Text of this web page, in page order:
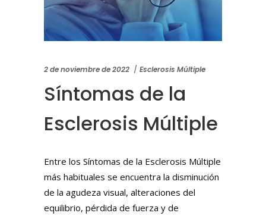
2 de noviembre de 2022 Esclerosis Múltiple
Síntomas de la
Esclerosis Múltiple
Entre los Síntomas de la Esclerosis Múltiple
más habituales se encuentra la disminución
de la agudeza visual, alteraciones del
equilibrio, pérdida de fuerza y de